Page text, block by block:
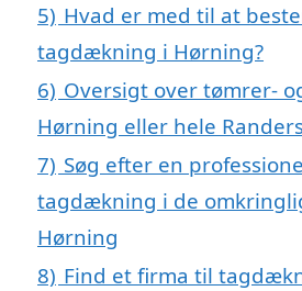
5) Hvad er med til at
tagdækning i Hørning?
6) Oversigt over tømrer-
Hørning eller hele
7) Søg efter en
tagdækning i de
Hørning
8) Find et firma til